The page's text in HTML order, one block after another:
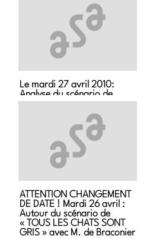
Le mardi 27 avril 2010:
Analyse du scénario de
North by Northwest
ATTENTION CHANGEMENT
DE DATE ! Mardi 26 avril :
Autour du scénario de
« TOUS LES CHATS SONT
GRIS » avec M. de Braconier